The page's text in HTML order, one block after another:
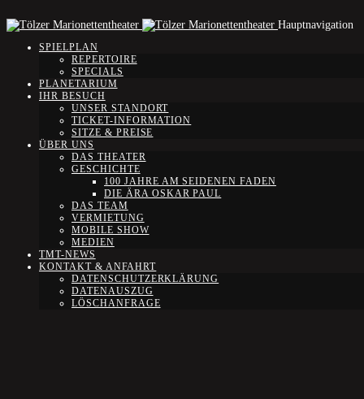
Hauptnavigation
SPIELPLAN
REPERTOIRE
SPECIALS
PLANETARIUM
IHR BESUCH
UNSER STANDORT
TICKET-INFORMATION
SITZE & PREISE
ÜBER UNS
DAS THEATER
GESCHICHTE
100 JAHRE AM SEIDENEN FADEN
DIE ÄRA OSKAR PAUL
DAS TEAM
VERMIETUNG
MOBILE SHOW
MEDIEN
TMT-NEWS
KONTAKT & ANFAHRT
DATENSCHUTZERKLÄRUNG
DATENAUSZUG
LÖSCHANFRAGE